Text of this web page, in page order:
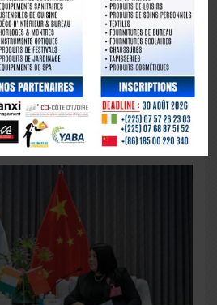
Chine : SinoAfrique
les étudiants africains